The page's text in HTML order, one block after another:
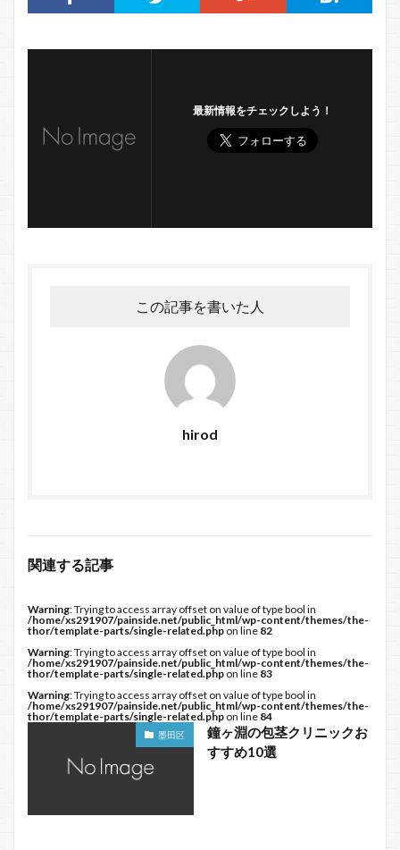
最新情報をチェックしよう！
この記事を書いた人
hirod
関連する記事
Warning: Trying to access array offset on value of type bool in
/home/xs291907/painside.net/public_html/wp-content/themes/the-
thor/template-parts/single-related.php on line 82
Warning: Trying to access array offset on value of type bool in
/home/xs291907/painside.net/public_html/wp-content/themes/the-
thor/template-parts/single-related.php on line 83
Warning: Trying to access array offset on value of type bool in
/home/xs291907/painside.net/public_html/wp-content/themes/the-
thor/template-parts/single-related.php on line 84
墨田区
鐘ヶ淵の包茎クリニックお
すすめ10選